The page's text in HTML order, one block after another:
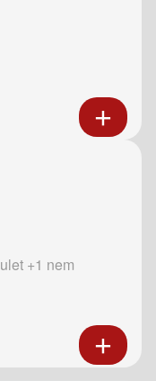
+1 nem